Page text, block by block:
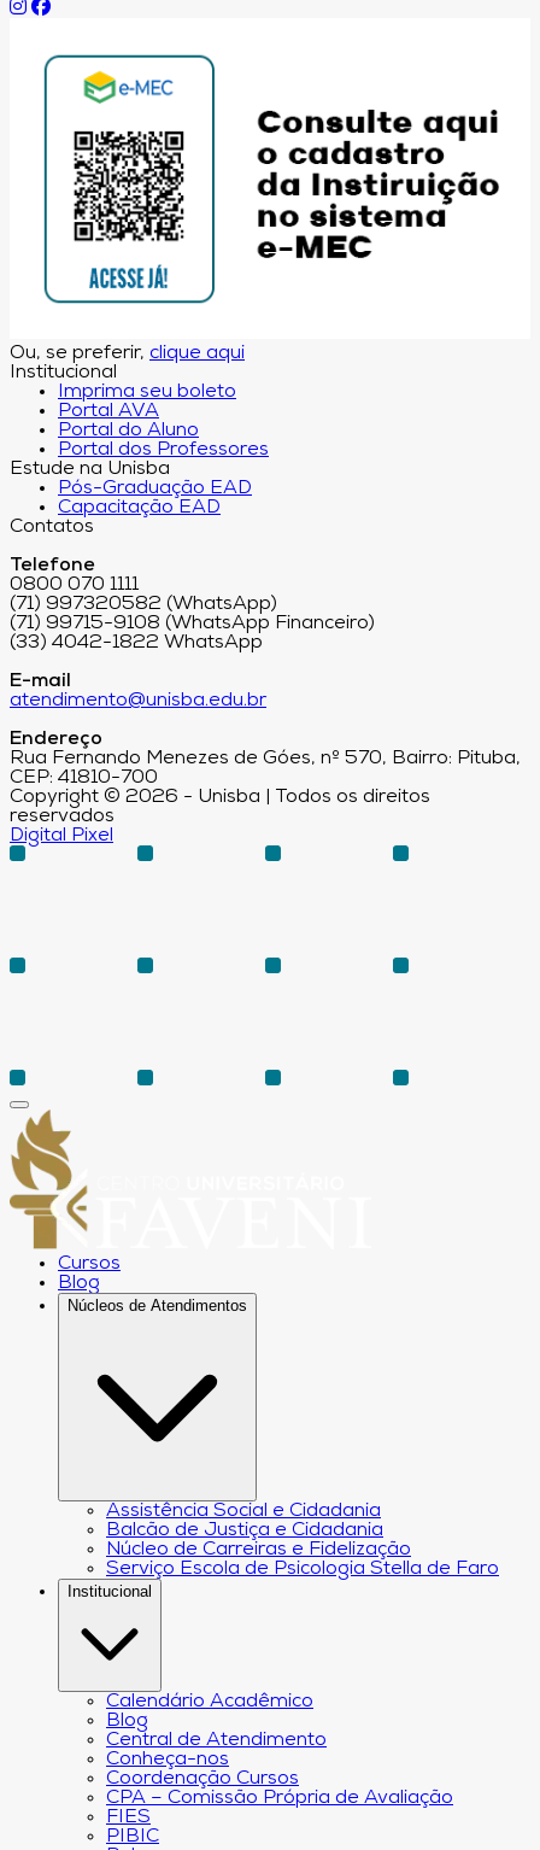
Ou, se preferir, clique aqui
Institucional
Imprima seu boleto
Portal AVA
Portal do Aluno
Portal dos Professores
Estude na Unisba
Pós-Graduação EAD
Capacitação EAD
Contatos
Telefone
0800 070 1111
(71) 997320582 (WhatsApp)
(71) 99715-9108 (WhatsApp Financeiro)
(33) 4042-1822 WhatsApp
E-mail
atendimento@unisba.edu.br
Endereço
Rua Fernando Menezes de Góes, nº 570, Bairro: Pituba,
CEP: 41810-700
Copyright © 2026 - Unisba | Todos os direitos
reservados
Digital Pixel
Cursos
Blog
Núcleos de Atendimentos
Assistência Social e Cidadania
Balcão de Justiça e Cidadania
Núcleo de Carreiras e Fidelização
Serviço Escola de Psicologia Stella de Faro
Institucional
Calendário Acadêmico
Blog
Central de Atendimento
Conheça-nos
Coordenação Cursos
CPA – Comissão Própria de Avaliação
FIES
PIBIC